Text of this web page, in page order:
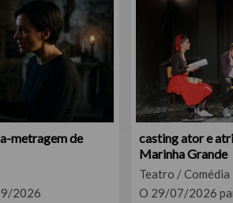
metragem de
2026
casting ator e
Marinha Grande
Teatro / Comédia
O 29/07/2026